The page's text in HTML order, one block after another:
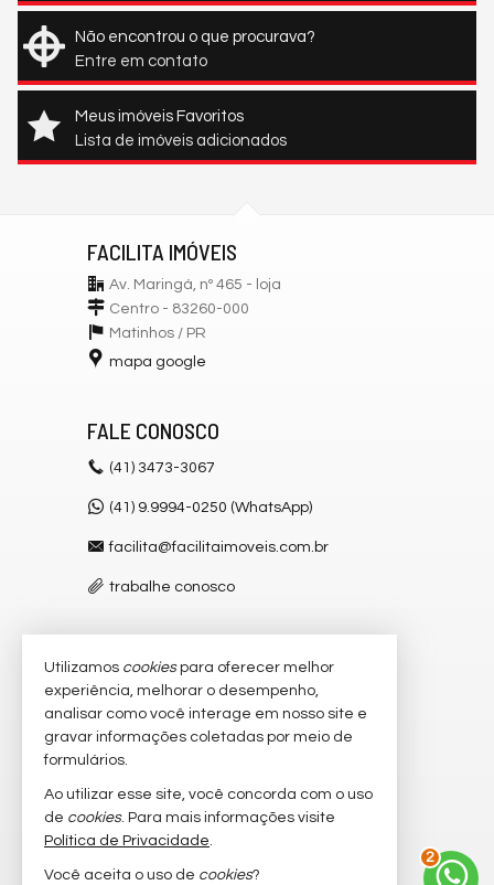
Não encontrou o que procurava?
Entre em contato
Meus imóveis Favoritos
Lista de imóveis adicionados
FACILITA IMÓVEIS
Av. Maringá, nº 465 - loja
Centro - 83260-000
Matinhos / PR
mapa google
FALE CONOSCO
(41) 3473-3067
(41) 9.9994-0250 (WhatsApp)
facilita@facilitaimoveis.com.br
trabalhe conosco
VEJA MAIS
receba nosso newsletter
imóveis favoritos
mapa de imóveis
Utilizamos cookiespara oferecer melhor
experiência, melhorar o desempenho,
analisar como você interage em nosso site e
gravar informações coletadas por meio de
formulários.
Ao utilizar esse site, você concorda com o uso
de cookies. Para mais informações visite
Política de Privacidade.
Você aceita o uso de cookies?